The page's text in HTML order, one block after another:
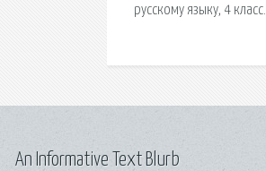
русскому языку, 4 класс.
An Informative Text Blurb